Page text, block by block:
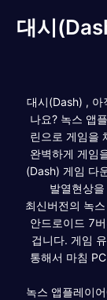
대시
대시(Dash) , 아
나요? 녹스 앱
린으로 게임을
완벽하게 게임
(Dash) 게임 다
발열현상
최신버전의 녹
안드로이드 7
겁니다. 게임
통해서 마침
녹스 앱플레이